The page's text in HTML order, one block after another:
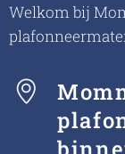
Welkom bij